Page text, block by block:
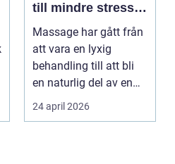
till mindre stress
och mer energi i
vardagen
Massage har gått från
att vara en lyxig
behandling till att bli
en naturlig del av en
hållbar livsst...
24 april 2026